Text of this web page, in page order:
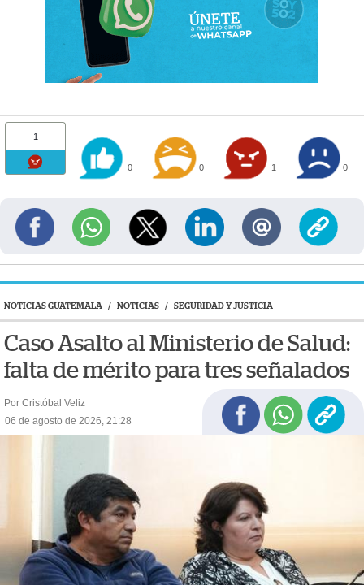
1
0 0 1 0
NOTICIAS GUATEMALA / NOTICIAS / SEGURIDAD Y JUSTICIA
Caso Asalto al Ministerio de Salud:
falta de mérito para tres señalados
Por Cristóbal Veliz
06 de agosto de 2026, 21:28